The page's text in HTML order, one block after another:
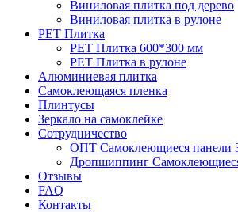
Виниловая плитка под дерево
Виниловая плитка в рулоне
PET Плитка
PET Плитка 600*300 мм
PET Плитка в рулоне
Алюминиевая плитка
Самоклеющаяся пленка
Плинтусы
Зеркало на самоклейке
Сотрудничество
ОПТ Самоклеющиеся панели
Дропшиппинг
Отзывы
FAQ
Контакты